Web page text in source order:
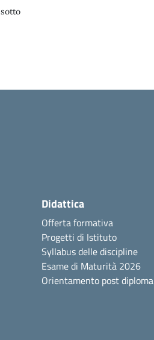
Didattica
Offerta formativa
Progetti di Istituto
Syllabus delle discipline
Esame di Maturità 2026
Orientamento post diploma